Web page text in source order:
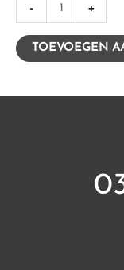
-
Energy
0.55
L
+
TOEVOEGEN